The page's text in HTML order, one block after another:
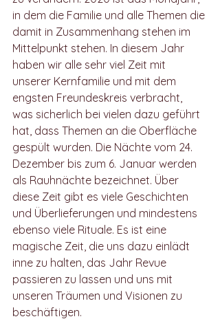
in dem die Familie und alle Themen die
damit in Zusammenhang stehen im
Mittelpunkt stehen. In diesem Jahr
haben wir alle sehr viel Zeit mit
unserer Kernfamilie und mit dem
engsten Freundeskreis verbracht,
was sicherlich bei vielen dazu geführt
hat, dass Themen an die Oberfläche
gespült wurden. Die Nächte vom 24.
Dezember bis zum 6. Januar werden
als Rauhnächte bezeichnet. Über
diese Zeit gibt es viele Geschichten
und Überlieferungen und mindestens
ebenso viele Rituale. Es ist eine
magische Zeit, die uns dazu einlädt
inne zu halten, das Jahr Revue
passieren zu lassen und uns mit
unseren Träumen und Visionen zu
beschäftigen.